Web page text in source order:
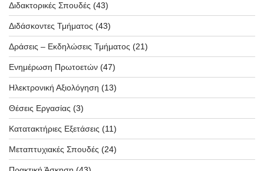
Διδακτορικές Σπουδές (43)
Διδάσκοντες Τμήματος (43)
Δράσεις – Εκδηλώσεις Τμήματος (21)
Ενημέρωση Πρωτοετών (47)
Ηλεκτρονική Αξιολόγηση (13)
Θέσεις Εργασίας (3)
Κατατακτήριες Εξετάσεις (11)
Μεταπτυχιακές Σπουδές (24)